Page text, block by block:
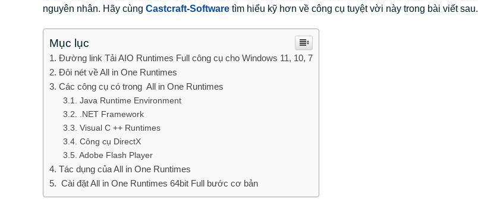
nguyên nhân. Hãy cùng Castcraft-Software tìm hiểu kỹ hơn về công cụ tuyệt vời này trong bài viết sau.
Mục lục
Đường link Tải AIO Runtimes Full công cụ cho Windows 11, 10, 7
Đôi nét về All in One Runtimes
Các công cụ có trong All in One Runtimes
Java Runtime Environment
.NET Framework
Visual C ++ Runtimes
Công cụ DirectX
Adobe Flash Player
Tác dụng của All in One Runtimes
Cài đặt All in One Runtimes 64bit Full bước cơ bản